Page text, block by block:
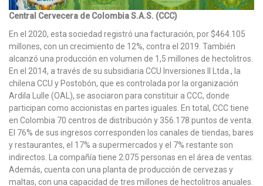
Central Cervecera de Colombia S.A.S. (CCC)
En el 2020, esta sociedad registró una facturación, por $464.105
millones, con un crecimiento de 12%, contra el 2019. También
alcanzó una producción en volumen de 1,5 millones de hectolitros.
En el 2014, a través de su subsidiaria CCU Inversiones II Ltda., la
chilena CCU y Postobón, que es controlada por la organización
Ardila Lulle (OAL), se asociaron para constituir a CCC, donde
participan como accionistas en partes iguales. En total, CCC tiene
en Colombia 70 centros de distribución y 356.178 puntos de venta.
El 76% de sus ingresos corresponden los canales de tiendas, bares
y restaurantes, el 17% a supermercados y el 7% restante son
indirectos. La compañía tiene 2.075 personas en el área de ventas.
Además, cuenta con una planta de producción de cervezas y
maltas, con una capacidad de tres millones de hectolitros anuales.